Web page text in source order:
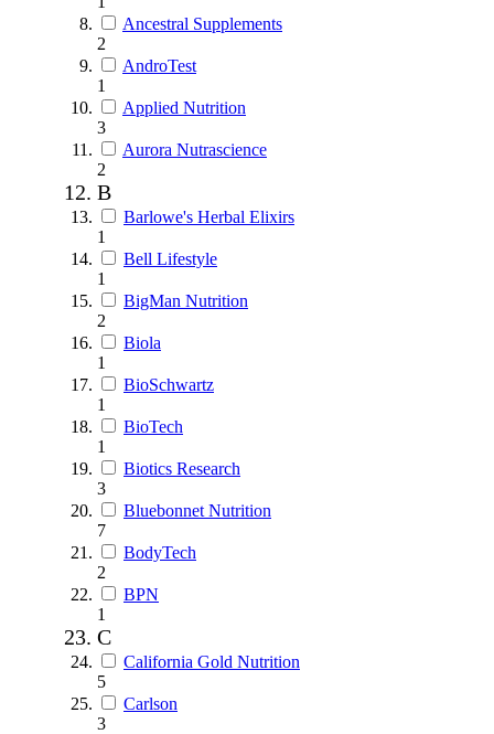
Ancestral Supplements
2
AndroTest
1
Applied Nutrition
3
Aurora Nutrascience
2
B
Barlowe's Herbal Elixirs
1
Bell Lifestyle
1
BigMan Nutrition
2
Biola
1
BioSchwartz
1
BioTech
1
Biotics Research
3
Bluebonnet Nutrition
7
BodyTech
2
BPN
1
C
California Gold Nutrition
5
Carlson
3